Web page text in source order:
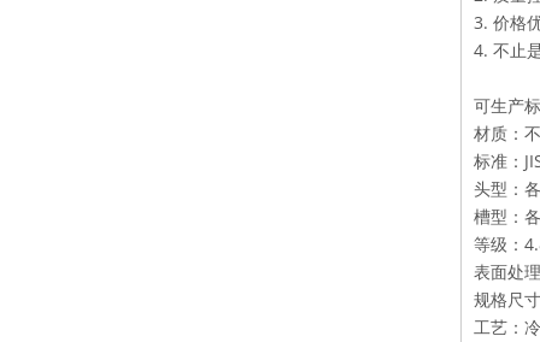
3. 价格
4. 不止
可生产
材质：
标准：
头
槽型
表面
规格尺
工艺